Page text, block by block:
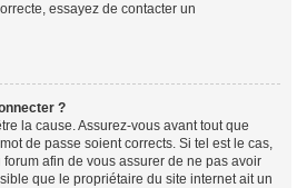
essayez de contacter un
?
la cause. Assurez-vous avant tout que
de passe soient corrects. Si tel est le cas,
afin de vous assurer de ne pas avoir
que le propriétaire du site internet ait un